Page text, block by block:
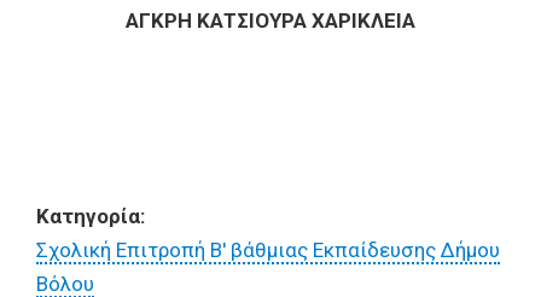
ΑΓΚΡΗ ΚΑΤΣΙΟΥΡΑ ΧΑΡΙΚΛΕΙΑ
Κατηγορία:
Σχολική Επιτροπή Β' βάθμιας Εκπαίδευσης Δήμου
Βόλου